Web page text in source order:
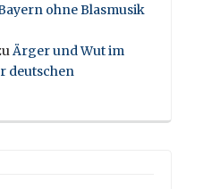
ohne Blasmusik
Ärger und Wut im
deutschen